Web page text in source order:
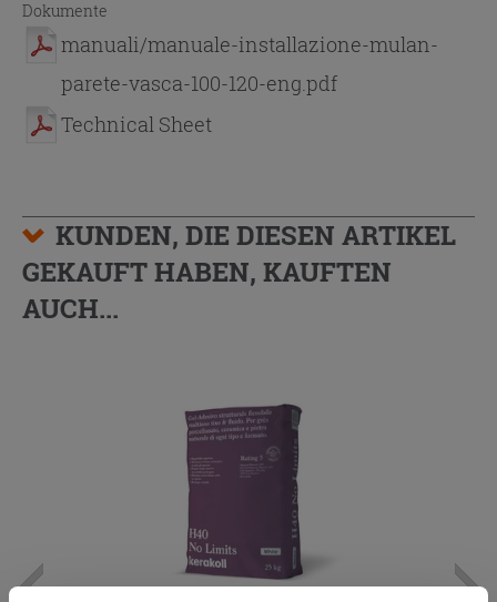
Dokumente
manuali/manuale-installazione-mulan-
parete-vasca-100-120-eng.pdf
Technical Sheet
KUNDEN, DIE DIESEN ARTIKEL
GEKAUFT HABEN, KAUFTEN
AUCH...